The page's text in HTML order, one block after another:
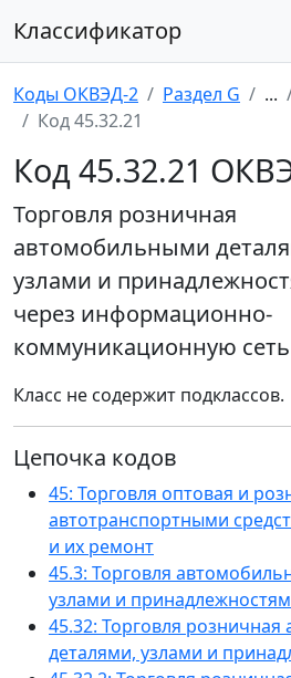
Классификатор
Коды ОКВЭД-2 Раздел G ...
Код 45.32.21
Код 45.32.21
Торговля розничная
автомобильными
узлами и
через информационно-
коммуникационную
Класс не содержит подклассов.
Цепочка кодов
45: Торговля оптовая и
автотранспортными
и их ремонт
45.3: Торговля
узлами и
45.32: Торговля
деталями, узлами и